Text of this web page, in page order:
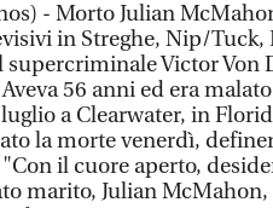
- Morto Julian
in ​​Streghe, Nip/Tuck,
supercriminale Victor Von
56 anni ed era
a Clearwater, in
la morte venerdì,
il cuore aperto,
marito, Julian